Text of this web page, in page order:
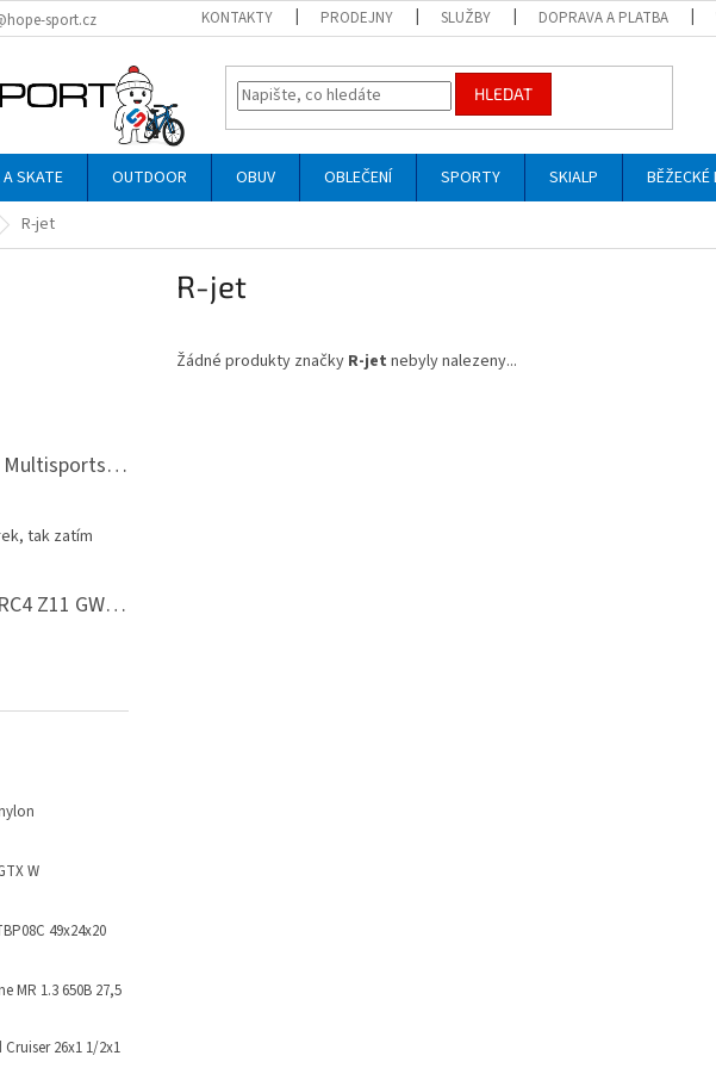
sport.cz KONTAKTY PRODEJNY SLUŽBY DOPRAVA A PLATBA
HLEDAT
A SKATE OUTDOOR OBUV OBLEČENÍ SPORTY SKIALP BĚŽECKÉ
R-jet
Ponožky lyžařské Nordica Multisports Winter dvojbalení
tak zatím
Fischer RC4 RCS Allride + RC4 Z11 GW PR
W
49x24x20
MR 1.3 650B 27,5
26x1 1/2x1
R-jet
Žádné produkty značky R-jet nebyly nalezeny...